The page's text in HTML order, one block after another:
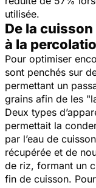
utilisée.
De la
à la
Pour optimiser
sont penchés sur
permettant un
grains afin de les
Deux types
permettait la
par l’eau de
récupérée et de
de riz, formant un
fin de cuisson.